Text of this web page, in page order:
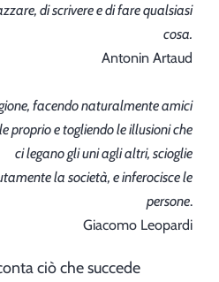
di scrivere e di fare qualsiasi
cosa.
Antonin Artaud
facendo naturalmente amici
proprio e togliendo le illusioni che
ci legano gli uni agli altri, scioglie
la società, e inferocisce le
persone.
Giacomo Leopardi
ciò che succede